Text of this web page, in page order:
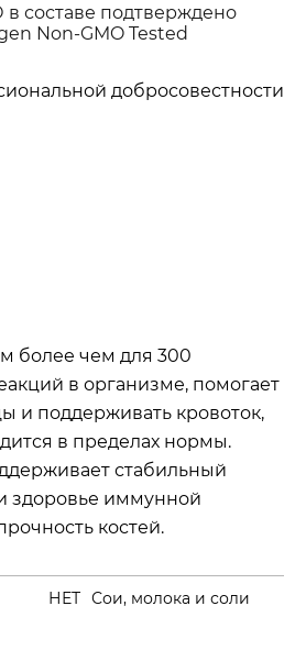
составе подтверждено
Non-GMO Tested
добросовестности
более чем для 300
в организме, помогает
и поддерживать кровоток,
в пределах нормы.
стабильный
здоровье иммунной
костей.
НЕТ Сои, молока и соли